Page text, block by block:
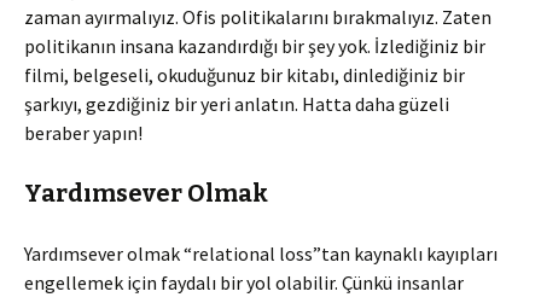
zaman ayırmalıyız. Ofis politikalarını bırakmalıyız. Zaten
politikanın insana kazandırdığı bir şey yok. İzlediğiniz bir
filmi, belgeseli, okuduğunuz bir kitabı, dinlediğiniz bir
şarkıyı, gezdiğiniz bir yeri anlatın. Hatta daha güzeli
beraber yapın!
Yardımsever Olmak
Yardımsever olmak “relational loss”tan kaynaklı kayıpları
engellemek için faydalı bir yol olabilir. Çünkü insanlar